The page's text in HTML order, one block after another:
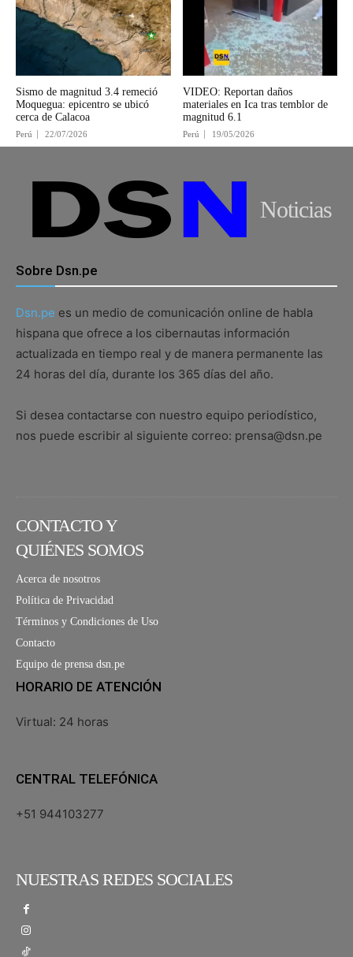
Sismo de magnitud 3.4 remeció
Moquegua: epicentro se ubicó
cerca de Calacoa
Perú 22/07/2026
VIDEO: Reportan daños
materiales en Ica tras temblor de
magnitud 6.1
Perú 19/05/2026
Noticias
Sobre Dsn.pe
Dsn.pe es un medio de comunicación online de habla
hispana que ofrece a los cibernautas información
actualizada en tiempo real y de manera permanente las
24 horas del día, durante los 365 días del año.
Si desea contactarse con nuestro equipo periodístico,
nos puede escribir al siguiente correo: prensa@dsn.pe
CONTACTO Y
QUIÉNES SOMOS
Acerca de nosotros
Política de Privacidad
Términos y Condiciones de Uso
Contacto
Equipo de prensa dsn.pe
HORARIO DE ATENCIÓN
Virtual: 24 horas
CENTRAL TELEFÓNICA
+51 944103277
NUESTRAS REDES SOCIALES